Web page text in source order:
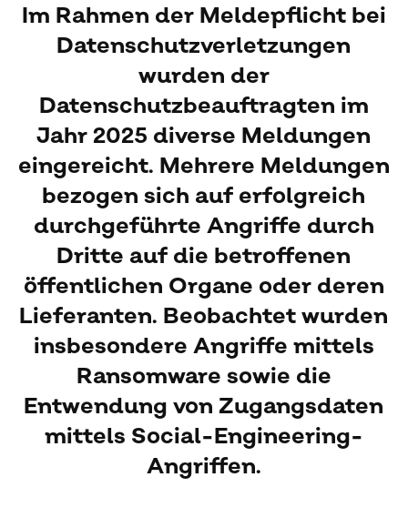
Im Rahmen der Meldepflicht bei
Datenschutzverletzungen
wurden der
Datenschutzbeauftragten im
Jahr 2025 diverse Meldungen
eingereicht. Mehrere Meldungen
bezogen sich auf erfolgreich
durchgeführte Angriffe durch
Dritte auf die betroffenen
öffentlichen Organe oder deren
Lieferanten. Beobachtet wurden
insbesondere Angriffe mittels
Ransomware sowie die
Entwendung von Zugangsdaten
mittels Social-Engineering-
Angriffen.